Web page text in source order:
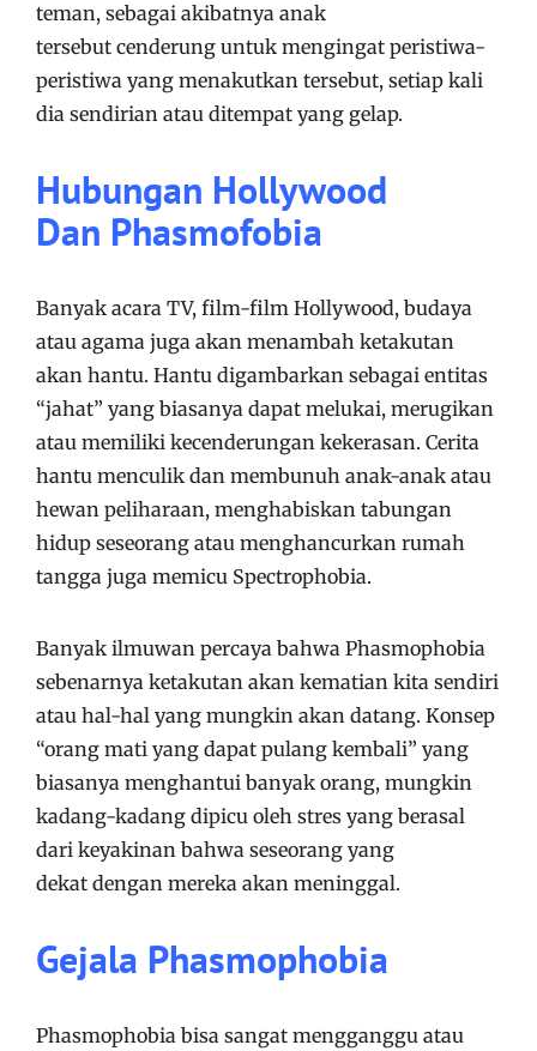
teman, sebagai akibatnya anak
tersebut cenderung untuk mengingat peristiwa-
peristiwa yang menakutkan tersebut, setiap kali
dia sendirian atau ditempat yang gelap.
Hubungan Hollywood
Dan Phasmofobia
Banyak acara TV, film-film Hollywood, budaya
atau agama juga akan menambah ketakutan
akan hantu. Hantu digambarkan sebagai entitas
“jahat” yang biasanya dapat melukai, merugikan
atau memiliki kecenderungan kekerasan. Cerita
hantu menculik dan membunuh anak-anak atau
hewan peliharaan, menghabiskan tabungan
hidup seseorang atau menghancurkan rumah
tangga juga memicu Spectrophobia.
Banyak ilmuwan percaya bahwa Phasmophobia
sebenarnya ketakutan akan kematian kita sendiri
atau hal-hal yang mungkin akan datang. Konsep
“orang mati yang dapat pulang kembali” yang
biasanya menghantui banyak orang, mungkin
kadang-kadang dipicu oleh stres yang berasal
dari keyakinan bahwa seseorang yang
dekat dengan mereka akan meninggal.
Gejala Phasmophobia
Phasmophobia bisa sangat mengganggu atau